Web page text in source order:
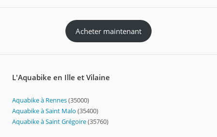
Acheter maintenant
L'Aquabike en Ille et Vilaine
Aquabike à Rennes(35000)
Aquabike à Saint Malo (35400)
Aquabike à Saint Grégoire(35760)